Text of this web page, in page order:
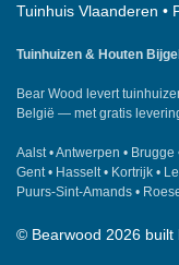
Tuinhuis Vlaanderen •
Tuinhuizen & Houten
Bear Wood levert
België — met gratis
Aalst •Antwerpen • Brugge
Gent • Hasselt • Kortrijk •
Puurs-Sint-Amands •
© Bearwood 2026 built